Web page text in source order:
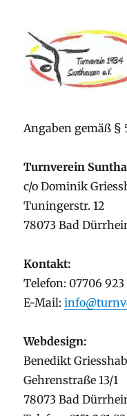
Angaben gemäß §
Turnverein
c/o Dominik
Tuningerstr. 12
78073 Bad
Kontakt:
Telefon:07706 923
E-Mail:
Webdesign:
Benedikt
Gehrenstraße 13/1
78073 Bad